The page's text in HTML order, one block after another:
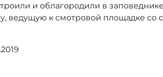
и облагородили в
ведущую к смотровой площадке со